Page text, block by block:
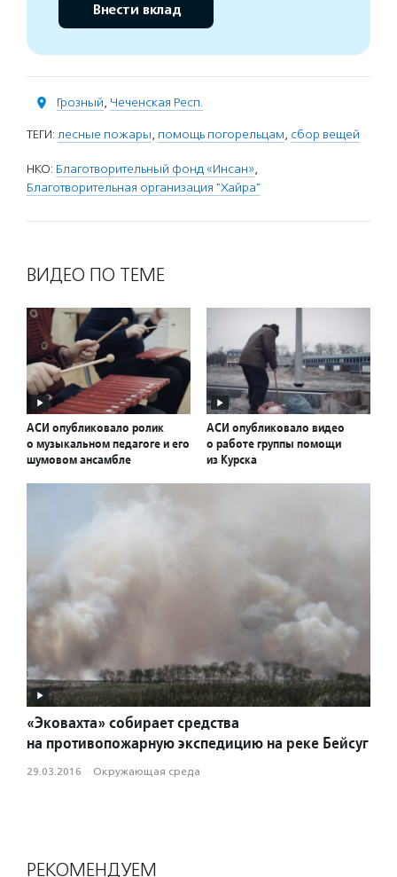
Внести вклад
Грозный, Чеченская Респ.
ТЕГИ: лесные пожары, помощь погорельцам, сбор вещей
НКО: Благотворительный фонд «Инсан»,
Благотворительная организация "Хайра"
ВИДЕО ПО ТЕМЕ
АСИ опубликовало ролик
о музыкальном педагоге и его
шумовом ансамбле
АСИ опубликовало видео
о работе группы помощи
из Курска
«Эковахта» собирает средства
на противопожарную экспедицию на реке Бейсуг
29.03.2016 · Окружающая среда
РЕКОМЕНДУЕМ